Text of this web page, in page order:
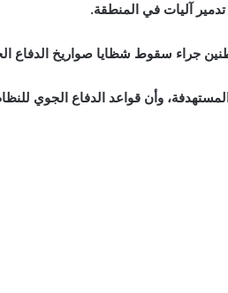
تدمير آليات في المنطقة.
جراء سقوط شظايا صواريخ الدفاع
وأن قواعد الدفاع الجوي